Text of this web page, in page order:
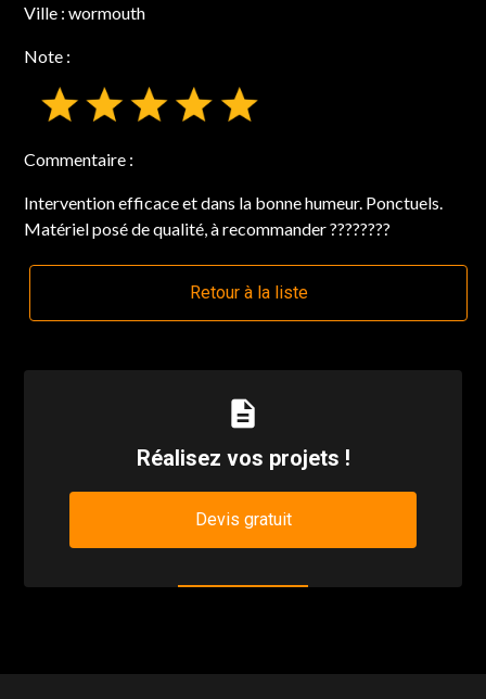
Ville :wormouth
Note :
Commentaire :
Intervention efficace et dans la bonne humeur. Ponctuels.
Matériel posé de qualité, à recommander ????????
Retour à la liste
description
Réalisez vos projets !
Devis gratuit